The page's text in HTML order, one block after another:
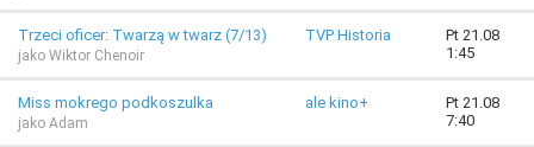
Trzeci oficer: Twarzą w twarz (7/13)
jako Wiktor Chenoir
TVP Historia
Pt 21.08
1:45
Miss mokrego podkoszulka
jako Adam
ale kino+
Pt 21.08
7:40